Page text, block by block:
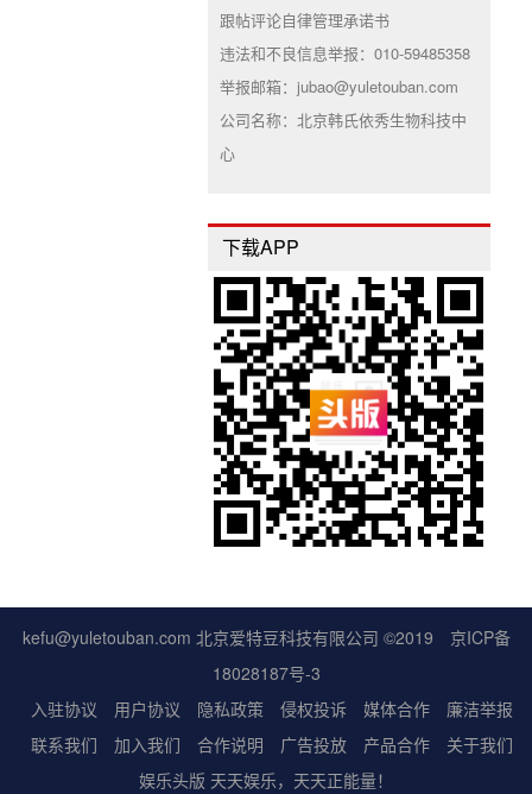
跟帖评论自律管理承诺书
违法和不良信息举报：010-59485358
举报邮箱：jubao@yuletouban.com
公司名称：北京韩氏依秀生物科技中
心
下载APP
kefu@yuletouban.com 北京爱特豆科技有限公司 ©2019
京ICP备
18028187号-3
入驻协议
用户协议 隐私政策 侵权投诉 媒体合作
廉洁举报
联系我们
加入我们 合作说明 广告投放 产品合作
关于我们
娱乐头版 天天娱乐，天天正能量！